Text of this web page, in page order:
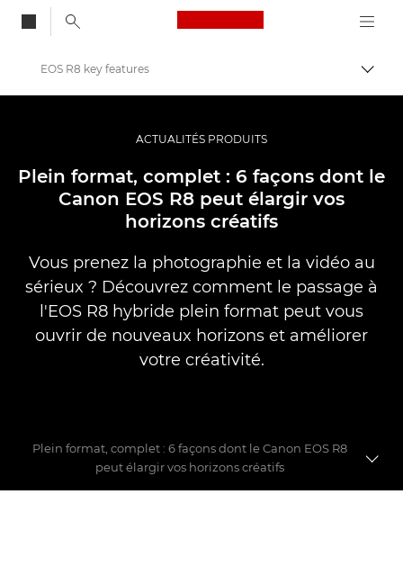
Canon Logo, back
Vidéo et photographie professionnelles
Actualités
EOS R8 key features
ACTUALITÉS PRODUITS
Plein format, complet : 6 façons dont le
Canon EOS R8 peut élargir vos
horizons créatifs
Vous prenez la photographie et la vidéo au
sérieux ? Découvrez comment le passage à
l'EOS R8 hybride plein format peut vous
ouvrir de nouveaux horizons et améliorer
votre créativité.
Plein format, complet : 6 façons dont le Canon EOS R8
peut élargir vos horizons créatifs